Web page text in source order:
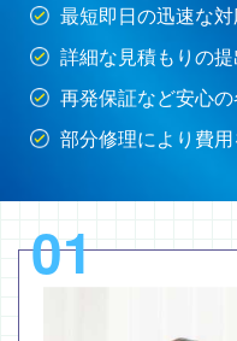
最短即日の迅速な
詳細な見積もりの
再発保証など安心
部分修理により費
01